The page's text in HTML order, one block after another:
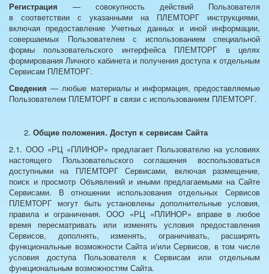
Регистрация — совокупность действий Пользователя
в соответствии с указанными на ПЛЕМТОРГ инструкциями,
включая предоставление Учетных данных и иной информации,
совершаемых Пользователем с использованием специальной
формы пользовательского интерфейса ПЛЕМТОРГ в целях
формирования Личного кабинета и получения доступа к отдельным
Сервисам ПЛЕМТОРГ.
Сведения — любые материалы и информация, предоставляемые
Пользователем ПЛЕМТОРГ в связи с использованием ПЛЕМТОРГ.
Общие положения. Доступ к сервисам Сайта
2.1. ООО «РЦ «ПЛИНОР» предлагает Пользователю на условиях
настоящего Пользовательского соглашения воспользоваться
доступными на ПЛЕМТОРГ Сервисами, включая размещение,
поиск и просмотр Объявлений и иными предлагаемыми на Сайте
Сервисами. В отношении использования отдельных Сервисов
ПЛЕМТОРГ могут быть установлены дополнительные условия,
правила и ограничения. ООО «РЦ «ПЛИНОР» вправе в любое
время пересматривать или изменять условия предоставления
Сервисов, дополнять, изменять, ограничивать, расширять
функциональные возможности Сайта и/или Сервисов, в том числе
условия доступа Пользователя к Сервисам или отдельным
функциональным возможностям Сайта.